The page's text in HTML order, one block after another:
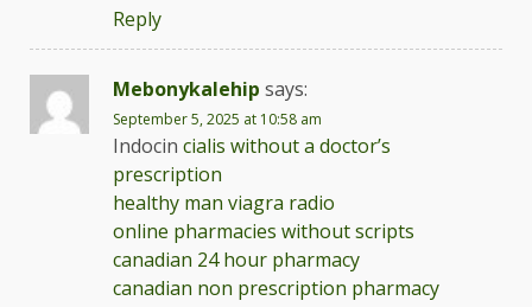
Reply
Mebonykalehip says:
September 5, 2025 at 10:58 am
Indocin cialis without a doctor’s
prescription
healthy man viagra radio
online pharmacies without scripts
canadian 24 hour pharmacy
canadian non prescription pharmacy